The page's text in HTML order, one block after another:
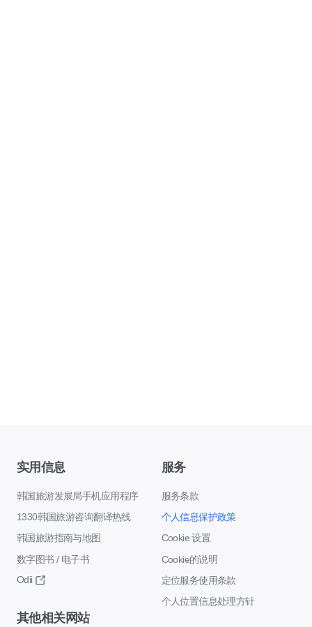
实用信息
韩国旅游发展局手机应用程序
1330韩国旅游咨询翻译热线
韩国旅游指南与地图
数字图书 / 电子书
Odii
服务
服务条款
个人信息保护政策
Cookie 设置
Cookie的说明
定位服务使用条款
个人位置信息处理方针
其他相关网站